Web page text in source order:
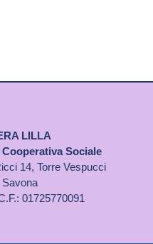
LILLA
Sociale
14, Torre Vespucci
Savona
01725770091